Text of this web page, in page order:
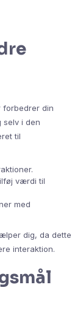
forbedrer din
selv i den
til
værdi til
med
dig, da dette
interaktion.